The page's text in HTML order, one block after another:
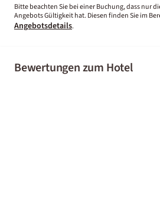
Bitte beachten Sie bei einer Buchung, dass nur
Angebots Gültigkeit hat. Diesen finden Sie im
Angebotsdetails.
Bewertungen zum Hotel